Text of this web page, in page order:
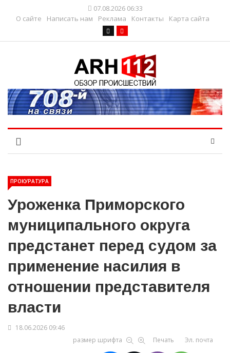
07.08.2026 06:33
О сайте
Написать нам Реклама Контакты Карта сайта
ПРОКУРАТУРА
Уроженка Приморского
муниципального округа
предстанет перед судом за
применение насилия в
отношении представителя
власти
18.06.2026 09:46
размер шрифта
Печать Эл. почта